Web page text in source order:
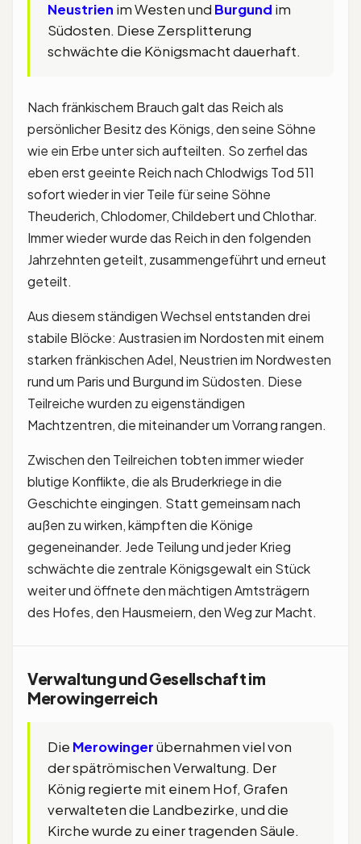
Neustrien im Westen und Burgund im
Südosten. Diese Zersplitterung
schwächte die Königsmacht dauerhaft.
Nach fränkischem Brauch galt das Reich als
persönlicher Besitz des Königs, den seine Söhne
wie ein Erbe unter sich aufteilten. So zerfiel das
eben erst geeinte Reich nach Chlodwigs Tod 511
sofort wieder in vier Teile für seine Söhne
Theuderich, Chlodomer, Childebert und Chlothar.
Immer wieder wurde das Reich in den folgenden
Jahrzehnten geteilt, zusammengeführt und erneut
geteilt.
Aus diesem ständigen Wechsel entstanden drei
stabile Blöcke: Austrasien im Nordosten mit einem
starken fränkischen Adel, Neustrien im Nordwesten
rund um Paris und Burgund im Südosten. Diese
Teilreiche wurden zu eigenständigen
Machtzentren, die miteinander um Vorrang rangen.
Zwischen den Teilreichen tobten immer wieder
blutige Konflikte, die als Bruderkriege in die
Geschichte eingingen. Statt gemeinsam nach
außen zu wirken, kämpften die Könige
gegeneinander. Jede Teilung und jeder Krieg
schwächte die zentrale Königsgewalt ein Stück
weiter und öffnete den mächtigen Amtsträgern
des Hofes, den Hausmeiern, den Weg zur Macht.
Verwaltung und Gesellschaft im
Merowingerreich
Die Merowingerübernahmen viel von
der spätrömischen Verwaltung. Der
König regierte mit einem Hof, Grafen
verwalteten die Landbezirke, und die
Kirche wurde zu einer tragenden Säule.